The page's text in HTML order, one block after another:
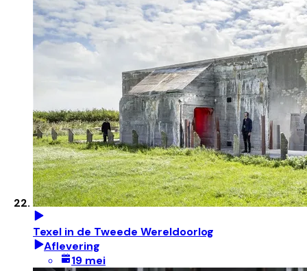
Texel in de Tweede Wereldoorlog
Aflevering
19 mei